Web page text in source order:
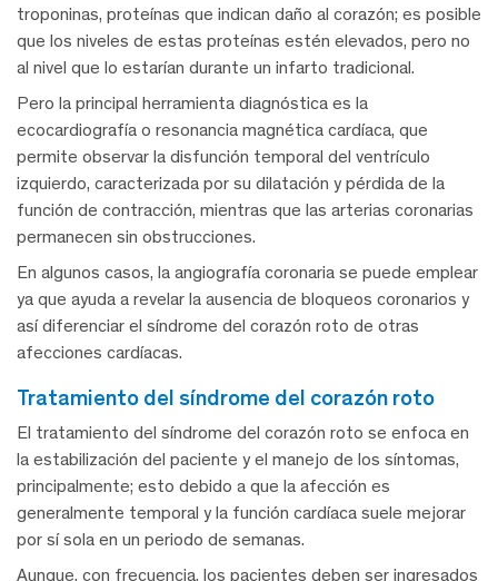
troponinas, proteínas que indican daño al corazón; es posible
que los niveles de estas proteínas estén elevados, pero no
al nivel que lo estarían durante un infarto tradicional.
Pero la principal herramienta diagnóstica es la
ecocardiografía o resonancia magnética cardíaca, que
permite observar la disfunción temporal del ventrículo
izquierdo, caracterizada por su dilatación y pérdida de la
función de contracción, mientras que las arterias coronarias
permanecen sin obstrucciones.
En algunos casos, la angiografía coronaria se puede emplear
ya que ayuda a revelar la ausencia de bloqueos coronarios y
así diferenciar el síndrome del corazón roto de otras
afecciones cardíacas.
tratamiento del síndrome del corazón roto
El tratamiento del síndrome del corazón roto se enfoca en
la estabilización del paciente y el manejo de los síntomas,
principalmente; esto debido a que la afección es
generalmente temporal y la función cardíaca suele mejorar
por sí sola en un periodo de semanas.
Aunque, con frecuencia, los pacientes deben ser ingresados